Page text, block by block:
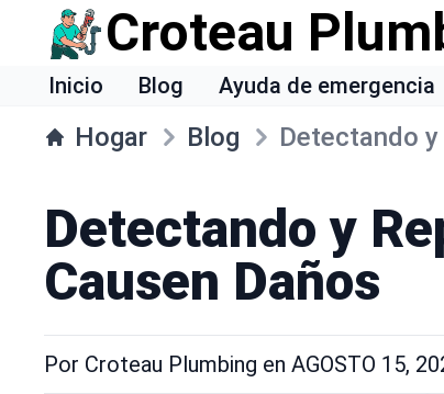
Croteau
Inicio Blog Ayuda de emergencia
Hogar Blog Detectando
Detectando y
Causen Daños
Por Croteau Plumbing en AGOSTO 15,